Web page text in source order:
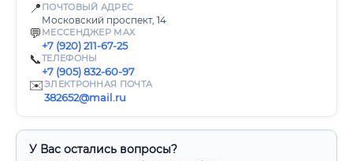
📍 ПОЧТОВЫЙ АДРЕС
Московский проспект, 14
💬 МЕССЕНДЖЕР MAX
+7 (920) 211-67-25
📞ТЕЛЕФОНЫ
+7 (905) 832-60-97
✉️ЭЛЕКТРОННАЯ ПОЧТА
382652@mail.ru
У Вас остались вопросы?